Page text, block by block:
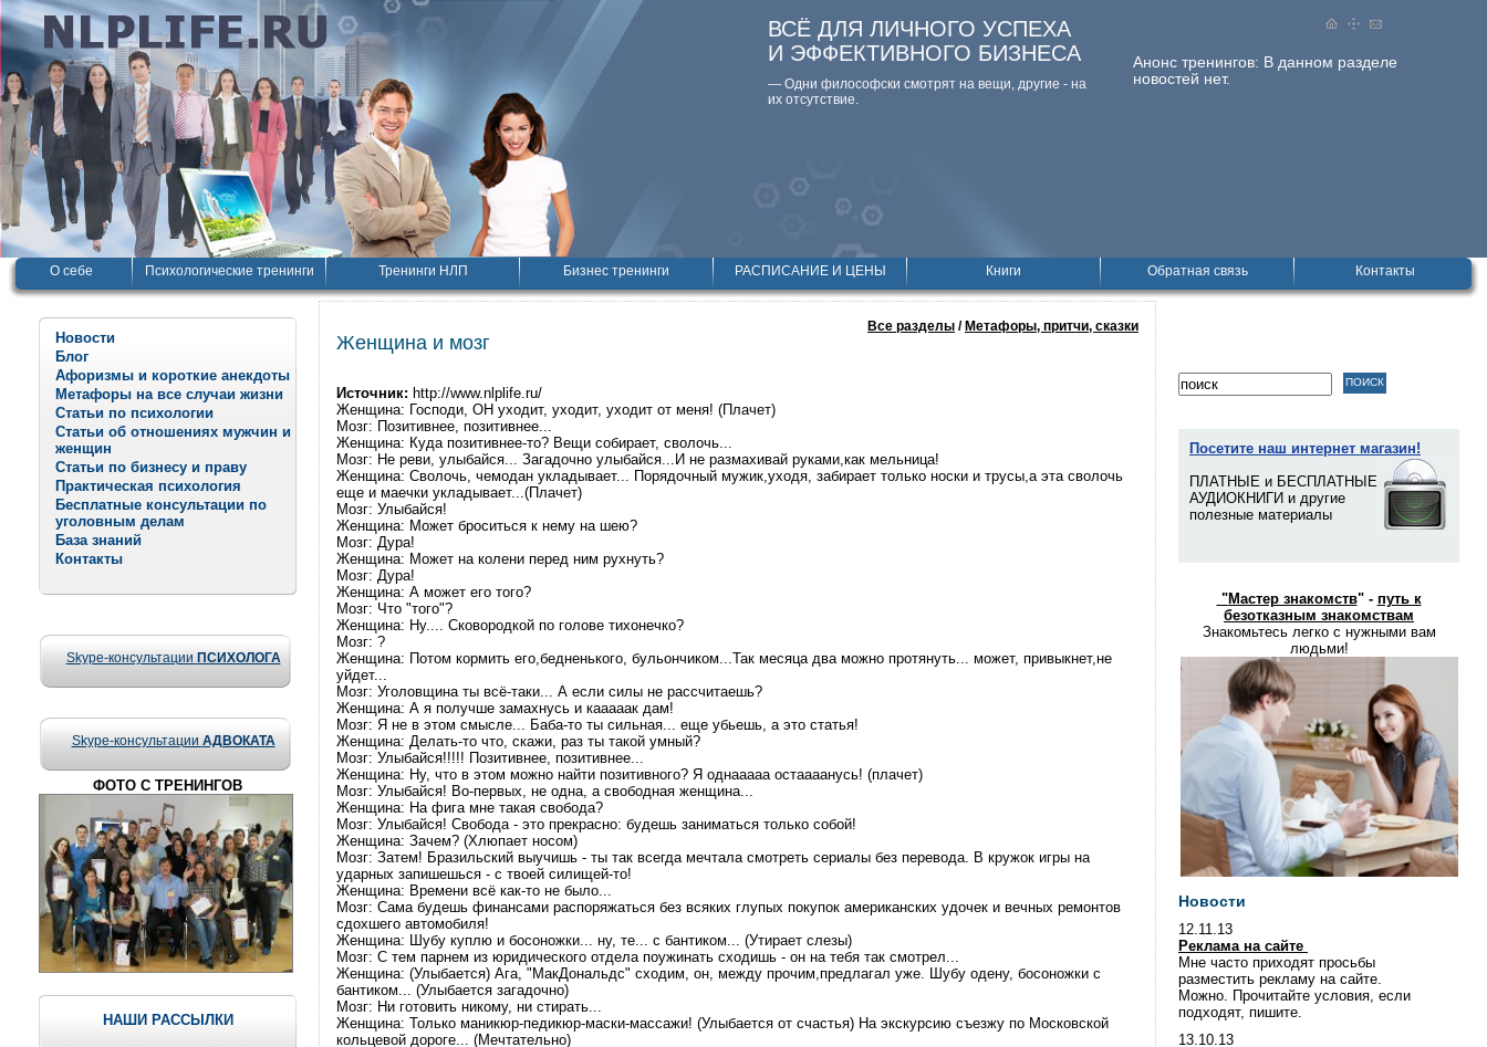
Анонс тренингов: В данном разделе
новостей нет.
ВСЁ ДЛЯ ЛИЧНОГО УСПЕХА
И ЭФФЕКТИВНОГО БИЗНЕСА
— Одни философски смотpят на вещи, дpугие - на
их отсутствие.
О себе Психологические тренинги Тренинги НЛП Бизнес тренинги РАСПИСАНИЕ И ЦЕНЫ Книги Обратная связь Контакты
Новости
Блог
Афоризмы и короткие анекдоты
Метафоры на все случаи жизни
Статьи по психологии
Статьи об отношениях мужчин и
женщин
Статьи по бизнесу и праву
Практическая психология
Бесплатные консультации по
уголовным делам
База знаний
Контакты
Skype-консультации ПСИХОЛОГА
Skype-консультации АДВОКАТА
ФОТО С ТРЕНИНГОВ
НАШИ РАССЫЛКИ
Все разделы / Метафоры, притчи, сказки
Женщина и мозг
Источник: http://www.nlplife.ru/
Женщина: Господи, ОН уходит, уходит, уходит от меня! (Плачет)
Мозг: Позитивнее, позитивнее...
Женщина: Куда позитивнее-то? Вещи собирает, сволочь...
Мозг: Не реви, улыбайся... Загадочно улыбайся...И не размахивай руками,как мельница!
Женщина: Сволочь, чемодан укладывает... Порядочный мужик,уходя, забирает только носки и трусы,а эта сволочь
еще и маечки укладывает...(Плачет)
Мозг: Улыбайся!
Женщина: Может броситься к нему на шею?
Мозг: Дура!
Женщина: Может на колени перед ним рухнуть?
Мозг: Дура!
Женщина: А может его того?
Мозг: Что "того"?
Женщина: Ну.... Сковородкой по голове тихонечко?
Мозг: ?
Женщина: Потом кормить его,бедненького, бульончиком...Так месяца два можно протянуть... может, привыкнет,не
уйдет...
Мозг: Уголовщина ты всё-таки... А если силы не рассчитаешь?
Женщина: А я получше замахнусь и кааааак дам!
Мозг: Я не в этом смысле... Баба-то ты сильная... еще убьешь, а это статья!
Женщина: Делать-то что, скажи, раз ты такой умный?
Мозг: Улыбайся!!!!! Позитивнее, позитивнее...
Женщина: Ну, что в этом можно найти позитивного? Я однааааа остаааанусь! (плачет)
Мозг: Улыбайся! Во-первых, не одна, а свободная женщина...
Женщина: На фига мне такая свобода?
Мозг: Улыбайся! Свобода - это прекрасно: будешь заниматься только собой!
Женщина: Зачем? (Хлюпает носом)
Мозг: Затем! Бразильский выучишь - ты так всегда мечтала смотреть сериалы без перевода. В кружок игры на
ударных запишешься - с твоей силищей-то!
Женщина: Времени всё как-то не было...
Мозг: Сама будешь финансами распоряжаться без всяких глупых покупок американских удочек и вечных ремонтов
сдохшего автомобиля!
Женщина: Шубу куплю и босоножки... ну, те... с бантиком... (Утирает слезы)
Мозг: С тем парнем из юридического отдела поужинать сходишь - он на тебя так смотрел...
Женщина: (Улыбается) Ага, "МакДональдс" сходим, он, между прочим,предлагал уже. Шубу одену, босоножки с
бантиком... (Улыбается загадочно)
Мозг: Ни готовить никому, ни стирать...
Женщина: Только маникюр-педикюр-маски-массажи! (Улыбается от счастья) На экскурсию съезжу по Московской
кольцевой дороге... (Мечтательно)
Посетите наш интернет магазин!
ПЛАТНЫЕ и БЕСПЛАТНЫЕ
АУДИОКНИГИ и другие
полезные материалы
"Мастер знакомств" - путь к
безотказным знакомствам
Знакомьтесь легко с нужными вам
людьми!
Новости
12.11.13
Реклама на сайте
Мне часто приходят просьбы
разместить рекламу на сайте.
Можно. Прочитайте условия, если
подходят, пишите.
13.10.13